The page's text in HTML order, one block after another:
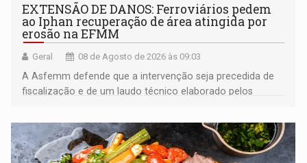
EXTENSÃO DE DANOS: Ferroviários pedem
ao Iphan recuperação de área atingida por
erosão na EFMM
Geral 08 de Agosto de 2026 às 09:03
A Asfemm defende que a intervenção seja precedida de
fiscalização e de um laudo técnico elaborado pelos